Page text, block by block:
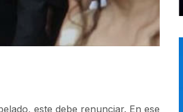
este debe renunciar. En ese